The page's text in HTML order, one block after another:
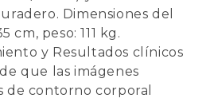
Dimensiones del
cm, peso: 111 kg.
y Resultados clínicos
que las imágenes
de contorno corporal